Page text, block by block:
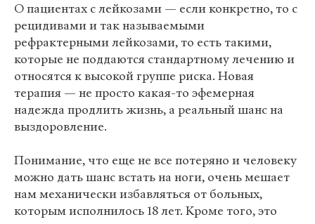
О пациентах с лейкозами — если конкретно, то с
рецидивами и так называемыми
рефрактерными лейкозами, то есть такими,
которые не поддаются стандартному лечению и
относятся к высокой группе риска. Новая
терапия — не просто какая-то эфемерная
надежда продлить жизнь, а реальный шанс на
выздоровление.
Понимание, что еще не все потеряно и человеку
можно дать шанс встать на ноги, очень мешает
нам механически избавляться от больных,
которым исполнилось 18 лет. Кроме того, это